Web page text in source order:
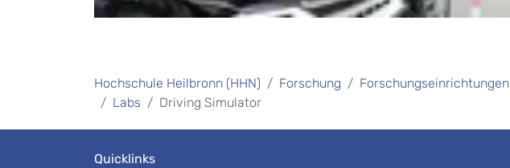
Hochschule Heilbronn (HHN) Forschung Forschungseinrichtungen
Labs
Driving Simulator
Quicklinks